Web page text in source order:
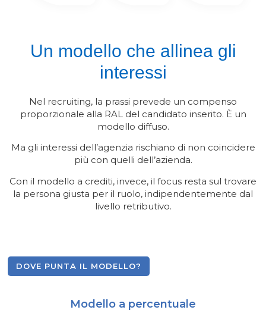
Un modello che allinea gli
interessi
Nel recruiting, la prassi prevede un compenso
proporzionale alla RAL del candidato inserito. È un
modello diffuso.
Ma gli interessi dell’agenzia rischiano di non coincidere
più con quelli dell’azienda.
Con il modello a crediti, invece, il focus resta sul trovare
la persona giusta per il ruolo, indipendentemente dal
livello retributivo.
DOVE PUNTA IL MODELLO?
Modello a percentuale